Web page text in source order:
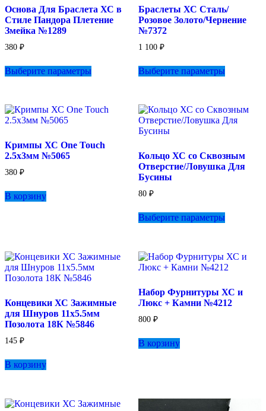
Основа Для Браслета ХС в
Стиле Пандора Плетение
Змейка №1289
380 ₽
Выберите параметры
Опции
на
Браслеты ХС Сталь/
Розовое Золото/Чернение
№7372
1 100 ₽
Выберите параметрытовар
Опции
можно
странице
товара.
Кримпы ХС One Touch
2.5х3мм №5065
380 ₽
В корзину
Кольцо ХС со Сквозным
Отверстие/Ловушка Для
Бусины
80 ₽
Выберите параметрытовар
Опции
можно
на
странице
Концевики ХС Зажимные
для Шнуров 11х5.5мм
Позолота 18К №5846
145 ₽
В корзину
Набор Фурнитуры ХС и
Люкс + Камни №4212
800 ₽
В корзину